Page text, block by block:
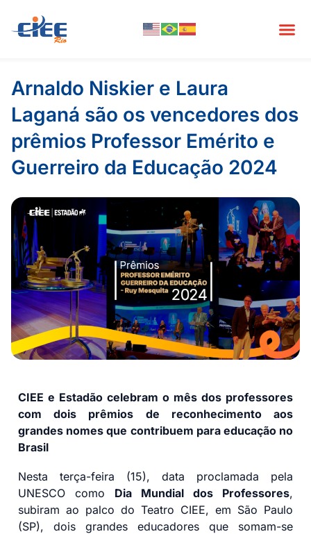
Arnaldo Niskier e Laura
Laganá são os vencedores dos
prêmios Professor Emérito e
Guerreiro da Educação 2024
CIEE e Estadão celebram o mês dos professores
com dois prêmios de reconhecimento aos
grandes nomes que contribuem para educação no
Brasil
Nesta terça-feira (15), data proclamada pela
UNESCO como Dia Mundial dos Professores,
subiram ao palco do Teatro CIEE, em São Paulo
(SP), dois grandes educadores que somam-se